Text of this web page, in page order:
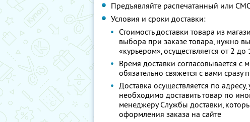
Предъявляйте распечатанный или
Условия и сроки доставки:
Стоимость доставки товара из
выбора при заказе товара, нужно
«курьером», осуществляется от 2 до
Время доставки согласовывается
обязательно свяжется с вами сразу
Доставка осуществляется по
необходимо доставить товар по
менеджеру Службы доставки,
оформления заказа на сайте